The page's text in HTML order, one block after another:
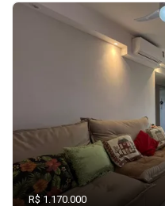
R$ 1.170.000